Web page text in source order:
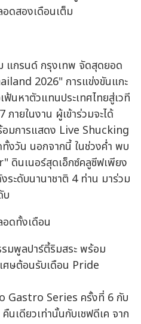
ดสองเดือนเต็ม
แกรนด์ กรุงเทพ จัดสุดยอด
2026" การแข่งขันแกะ
ฟ้นหาตัวแทนประเทศไทยสู่เวที
ภายในงาน ผู้เข้าร่วมจะได้
มการแสดง Live Shucking
งวัน นอกจากนี้ ในช่วงค่ำ พบ
ดินเนอร์สุดเอ็กซ์คลูซีฟเพียง
ระดับนานาชาติ 4 ท่าน มาร่วม
บ
ดทั้งเดือน
มพูลปาร์ตี้ริมสระ พร้อม
ศษต้อนรับเดือน Pride
Gastro Series ครั้งที่ 6 กับ
นเดียวเท่านั้นกับเชฟดีเค จาก